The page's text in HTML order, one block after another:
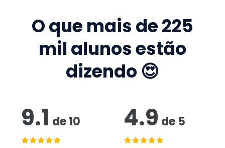
O que mais de225
mil alunos estão
dizendo 😍
9.1 de10 4.9 de 5